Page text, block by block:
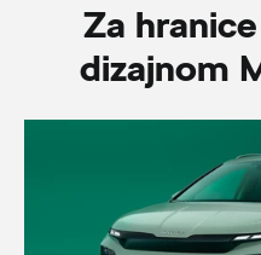
Za
dizajnom